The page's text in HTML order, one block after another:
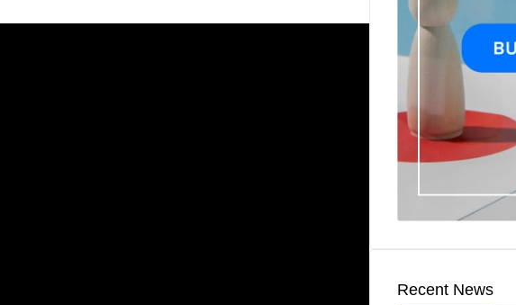
Recent News